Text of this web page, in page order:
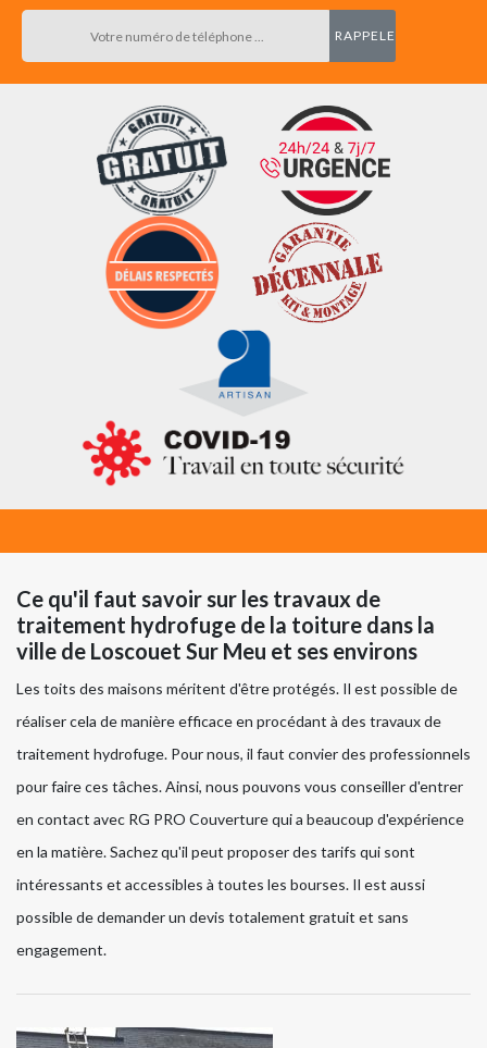
Ce qu'il faut savoir sur les travaux de
traitement hydrofuge de la toiture dans la
ville de Loscouet Sur Meu et ses environs
Les toits des maisons méritent d'être protégés. Il est possible de
réaliser cela de manière efficace en procédant à des travaux de
traitement hydrofuge. Pour nous, il faut convier des professionnels
pour faire ces tâches. Ainsi, nous pouvons vous conseiller d'entrer
en contact avec RG PRO Couverture qui a beaucoup d'expérience
en la matière. Sachez qu'il peut proposer des tarifs qui sont
intéressants et accessibles à toutes les bourses. Il est aussi
possible de demander un devis totalement gratuit et sans
engagement.